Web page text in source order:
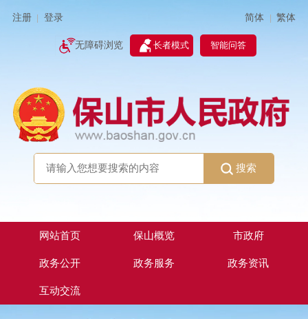
注册 登录 简体 | 繁体
无障碍浏览 长者模式 智能问答
搜索
网站首页 保山概览 市政府
政务公开 政务服务 政务资讯
互动交流